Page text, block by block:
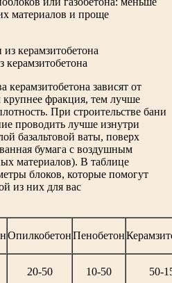
материалов и проще
керамзитобетона
зависят от
фракция, тем лучше
При строительстве бани
проводить лучше изнутри
базальтовой ваты, поверх
бумага с воздушным
материалов). В таблице
блоков, которые помогут
из них для вас
ОпилкобетонПенобетон
20-50 10-50 50-